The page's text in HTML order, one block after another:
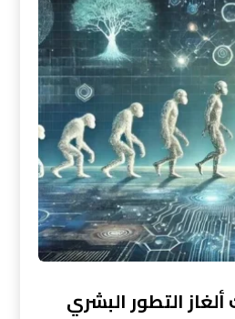
التطور البشري